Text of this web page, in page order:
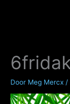
Door Meg Mercx /